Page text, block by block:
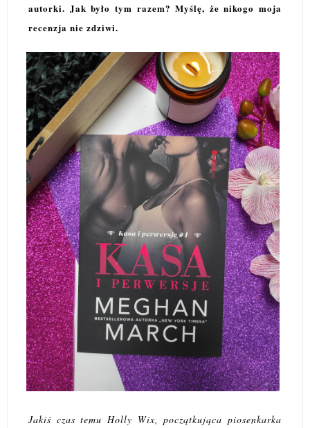
autorki. Jak było tym razem? Myślę, że nikogo moja
recenzja nie zdziwi.
Jakiś czas temu Holly Wix, początkująca piosenkarka